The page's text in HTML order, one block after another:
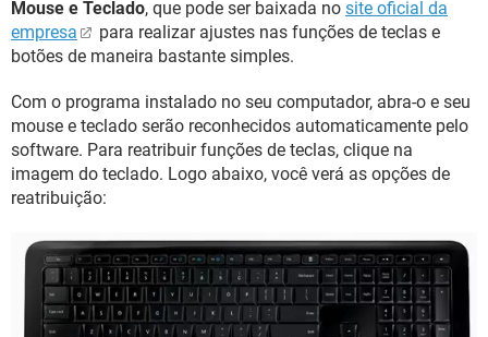
Mouse e Teclado, que pode ser baixada no site oficial da
empresa
para realizar ajustes nas funções de teclas e
botões de maneira bastante simples.
Com o programa instalado no seu computador, abra-o e seu
mouse e teclado serão reconhecidos automaticamente pelo
software. Para reatribuir funções de teclas, clique na
imagem do teclado. Logo abaixo, você verá as opções de
reatribuição: